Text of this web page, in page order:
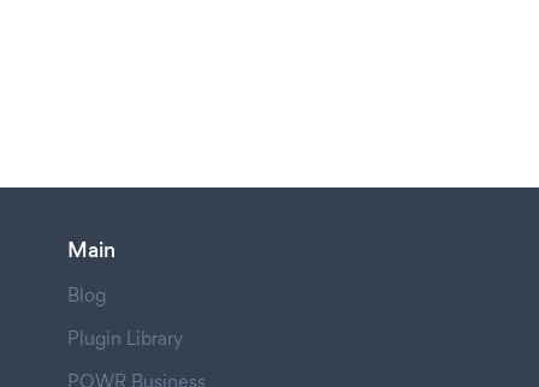
Main
Blog
Plugin Library
POWR Business